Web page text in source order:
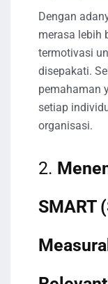
Dengan
merasa lebih
termotivasi
disepakati.
pemahaman
setiap
organisasi.
2.
SMART